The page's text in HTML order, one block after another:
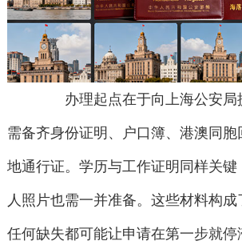
办理起点在于向上海公安局
需备齐身份证明、户口簿、港澳同胞
地通行证。学历与工作证明同样关键
人照片也需一并准备。这些材料构成
任何缺失都可能让申请在第一步就停